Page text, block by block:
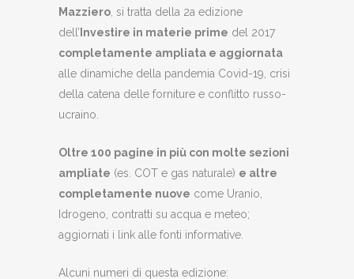
Mazziero , si tratta della 2a edizione
dell’ Investire in materie prime del 2017
completamente ampliata e aggiornata
alle dinamiche della pandemia Covid-19, crisi
della catena delle forniture e conflitto russo-
ucraino.
Oltre 100 pagine in più con molte sezioni
ampliate (es. COT e gas naturale) e altre
completamente nuove come Uranio,
Idrogeno, contratti su acqua e meteo;
aggiornati i link alle fonti informative.
Alcuni numeri di questa edizione: